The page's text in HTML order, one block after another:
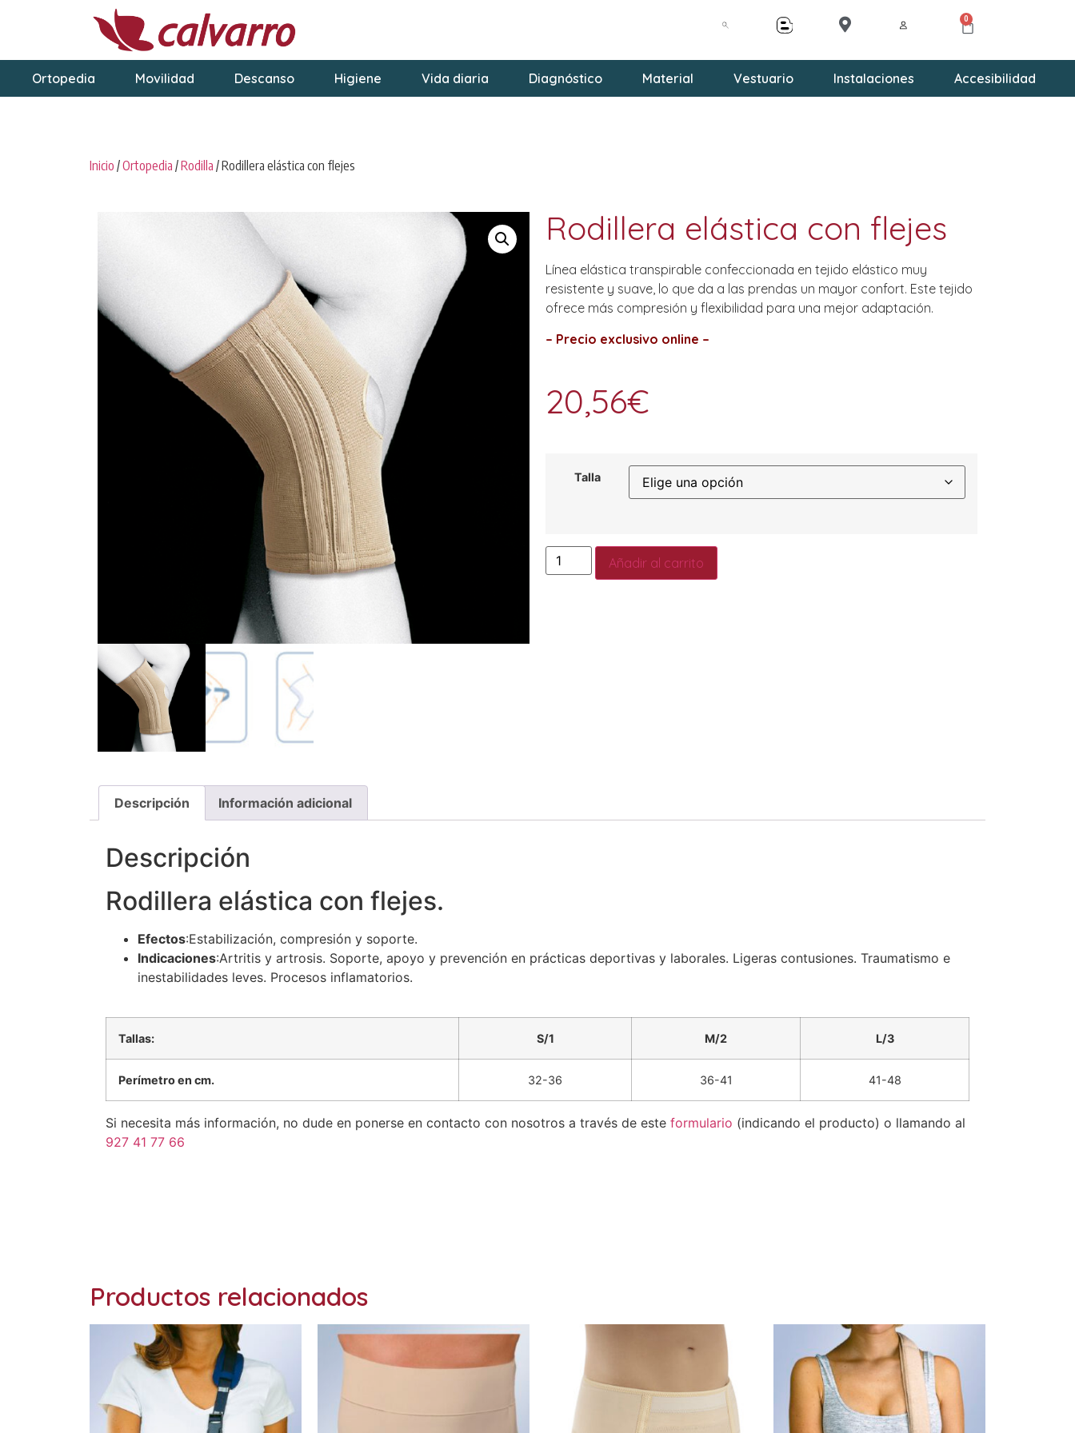
0
Ortopedia Movilidad Descanso Higiene Vida diaria Diagnóstico Material Vestuario Instalaciones Accesibilidad
Inicio /Ortopedia /Rodilla / Rodillera elástica con flejes
Rodillera elástica con flejes
Línea elástica transpirable confeccionada en tejido elástico muy
resistente y suave, lo que da a las prendas un mayor confort. Este tejido
ofrece más compresión y flexibilidad para una mejor adaptación.
– Precio exclusivo online –
20,56€
Talla
Añadir al carrito
Descripción Información adicional
Descripción
Rodillera elástica con flejes.
Efectos:Estabilización, compresión y soporte.
Indicaciones:Artritis y artrosis. Soporte, apoyo y prevención en prácticas deportivas y laborales. Ligeras contusiones. Traumatismo e
inestabilidades leves. Procesos inflamatorios.
Tallas: S/1 M/2 L/3
Perímetro en cm. 32-36 36-41 41-48
Si necesita más información, no dude en ponerse en contacto con nosotros a través de este formulario (indicando el producto) o llamando al
927 41 77 66
Productos relacionados